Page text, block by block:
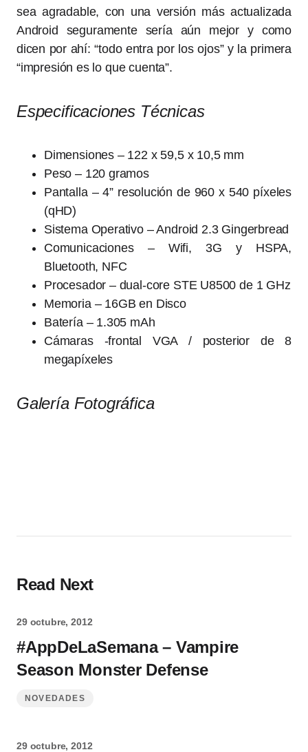
sea agradable, con una versión más actualizada
Android seguramente sería aún mejor y como
dicen por ahí: “todo entra por los ojos” y la primera
“impresión es lo que cuenta”.
Especificaciones Técnicas
Dimensiones – 122 x 59,5 x 10,5 mm
Peso – 120 gramos
Pantalla – 4” resolución de 960 x 540 píxeles
(qHD)
Sistema Operativo – Android 2.3 Gingerbread
Comunicaciones – Wifi, 3G y HSPA,
Bluetooth, NFC
Procesador – dual-core STE U8500 de 1 GHz
Memoria – 16GB en Disco
Batería – 1.305 mAh
Cámaras -frontal VGA / posterior de 8
megapíxeles
Galería Fotográfica
Read Next
29 octubre, 2012
#AppDeLaSemana – Vampire
Season Monster Defense
NOVEDADES
29 octubre, 2012